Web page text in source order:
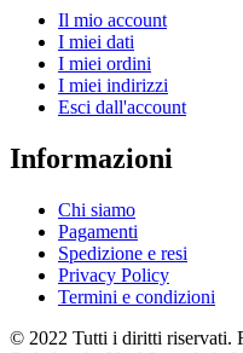
Il mio account
I miei dati
I miei ordini
I miei indirizzi
Esci dall'account
Informazioni
Chi siamo
Pagamenti
Spedizione e resi
Privacy Policy
Termini e condizioni
© 2022 Tutti i diritti riservati.